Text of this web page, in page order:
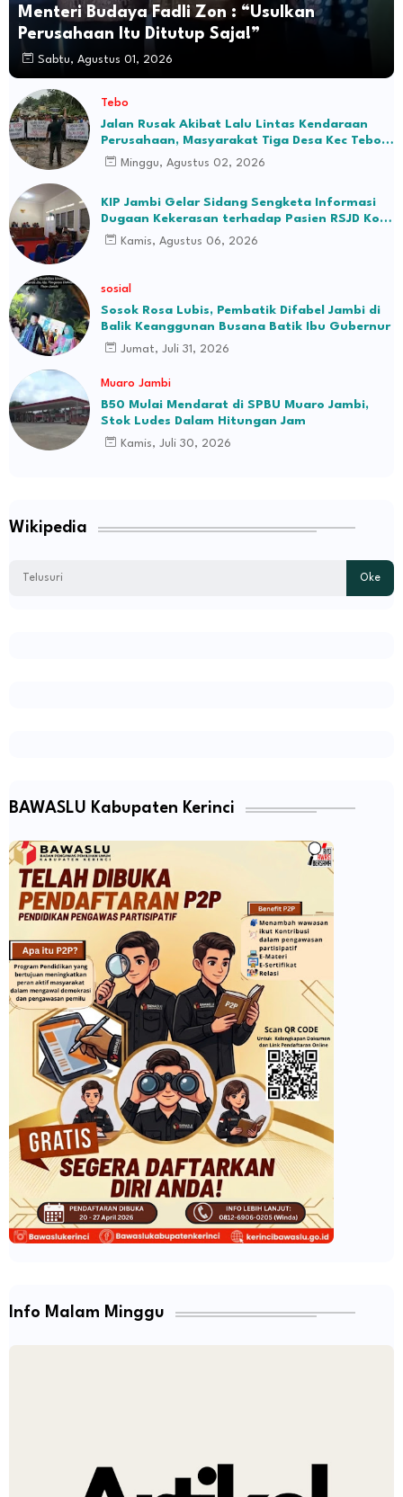
Menteri Budaya Fadli Zon : “Usulkan
Perusahaan Itu Ditutup Saja!”
Sabtu, Agustus 01, 2026
Tebo
Jalan Rusak Akibat Lalu Lintas Kendaraan
Perusahaan, Masyarakat Tiga Desa Kec Tebo
Ilir Bakal Blokade Jalan
Minggu, Agustus 02, 2026
KIP Jambi Gelar Sidang Sengketa Informasi
Dugaan Kekerasan terhadap Pasien RSJD Kol.
H.M.Syukur Jambi
Kamis, Agustus 06, 2026
sosial
Sosok Rosa Lubis, Pembatik Difabel Jambi di
Balik Keanggunan Busana Batik Ibu Gubernur
Jumat, Juli 31, 2026
Muaro Jambi
B50 Mulai Mendarat di SPBU Muaro Jambi,
Stok Ludes Dalam Hitungan Jam
Kamis, Juli 30, 2026
Wikipedia
BAWASLU Kabupaten Kerinci
Info Malam Minggu